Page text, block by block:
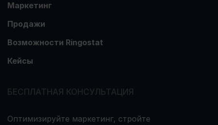
БЕСПЛАТНАЯ КОНСУЛЬТАЦИЯ
Оптимизируйте маркетинг, стройте
Маркетинг
Продажи
Возможности Ringostat
Кейсы